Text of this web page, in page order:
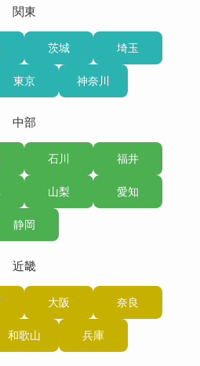
関東
茨城 埼玉
東京 神奈川
中部
石川 福井
山梨 愛知
静岡
近畿
大阪 奈良
和歌山 兵庫